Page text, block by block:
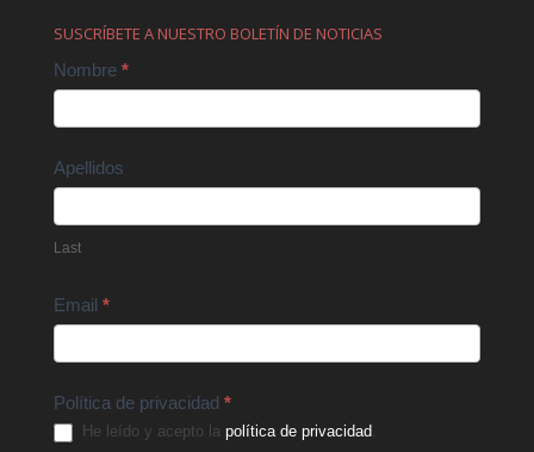
SUSCRÍBETE A NUESTRO BOLETÍN DE NOTICIAS
Contact
Nombre *
Apellidos
Last
Email *
Política de privacidad *
He leído y acepto la política de privacidad.